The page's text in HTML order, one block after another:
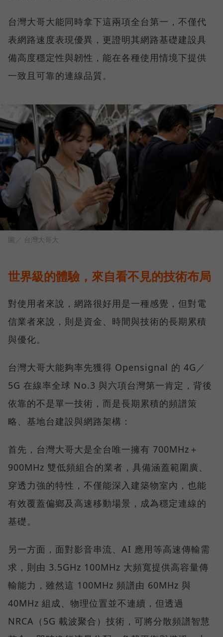
台灣大哥大能同時拿下這兩項全台第一，不僅代
表網路速度表現優異，更證明其網路基礎建設具
備高度穩定性與韌性，能在各種使用情境下提供
一致且可靠的連線品質。
圖／ 台灣大哥大
世界級的體驗，來自看不見的技術布局
對使用者來說，網路很好用是一種感覺，但對電
信業者來說，則是資金、時間與技術的長期累積
與優化。
台灣大哥大能夠率先獲得 Opensignal 的 4G／
5G 在線率全球 No.3 與六項台灣第一肯定，背後
依靠的不是單一技術，而是長期累積的頻譜策
略、基地台建設與網路架構：
首先，台灣大哥大是全台唯一擁有 700MHz＋
900MHz 雙低頻組合的業者，具備涵蓋範圍廣、
穿透力強的特性，不僅能深入建築物室內，也能
有效覆蓋偏鄉及高速移動場景，成為穩定連線的
基礎。
另一方面，面對影音串流、AI 應用等高速傳輸需
求，則由 3.5GHz 100MHz 大頻寬提供高容量傳
輸能力，雖然這 100MHz 頻譜由 60MHz 與
40MHz 組成、物理位置並不連續，但透過
NRCA（5G 載波聚合）技術，可將分散頻譜智慧